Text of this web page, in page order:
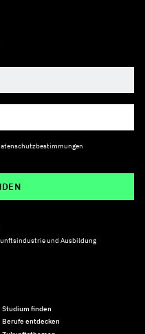
und Ausbildung
Studium finden
Berufe entdecken